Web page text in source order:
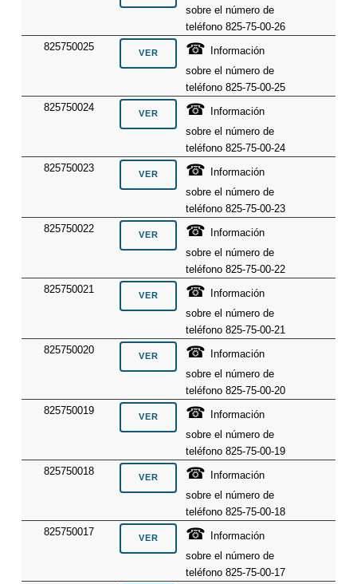
sobre el número de
teléfono 825-75-00-26
825750025
☎
Información
sobre el número de
teléfono 825-75-00-25
825750024
☎
Información
sobre el número de
teléfono 825-75-00-24
825750023
☎
Información
sobre el número de
teléfono 825-75-00-23
825750022
☎
Información
sobre el número de
teléfono 825-75-00-22
825750021
☎
Información
sobre el número de
teléfono 825-75-00-21
825750020
☎
Información
sobre el número de
teléfono 825-75-00-20
825750019
☎
Información
sobre el número de
teléfono 825-75-00-19
825750018
☎
Información
sobre el número de
teléfono 825-75-00-18
825750017
☎
Información
sobre el número de
teléfono 825-75-00-17